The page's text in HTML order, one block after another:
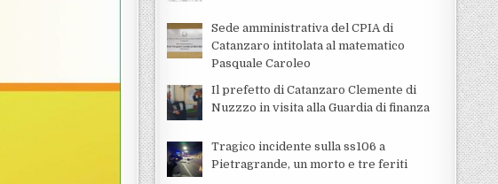
Sede amministrativa del CPIA di
Catanzaro intitolata al matematico
Pasquale Caroleo
Il prefetto di Catanzaro Clemente di
Nuzzzo in visita alla Guardia di finanza
Tragico incidente sulla ss106 a
Pietragrande, un morto e tre feriti